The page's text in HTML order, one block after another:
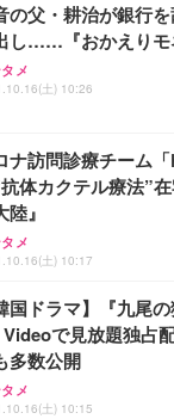
の父・耕治が銀行
し……『おかえりモ
メ
土) 10:26
ナ訪問診療チーム
体カクテル療法”
』
メ
土) 10:17
国ドラマ】『九尾
Videoで見放題独占
多数公開
メ
土) 10:15